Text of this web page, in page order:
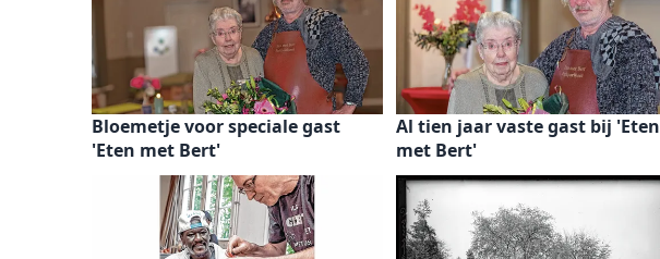
Bloemetje voor speciale gast
'Eten met Bert'
Al tien jaar vaste gast bij 'Eten
met Bert'